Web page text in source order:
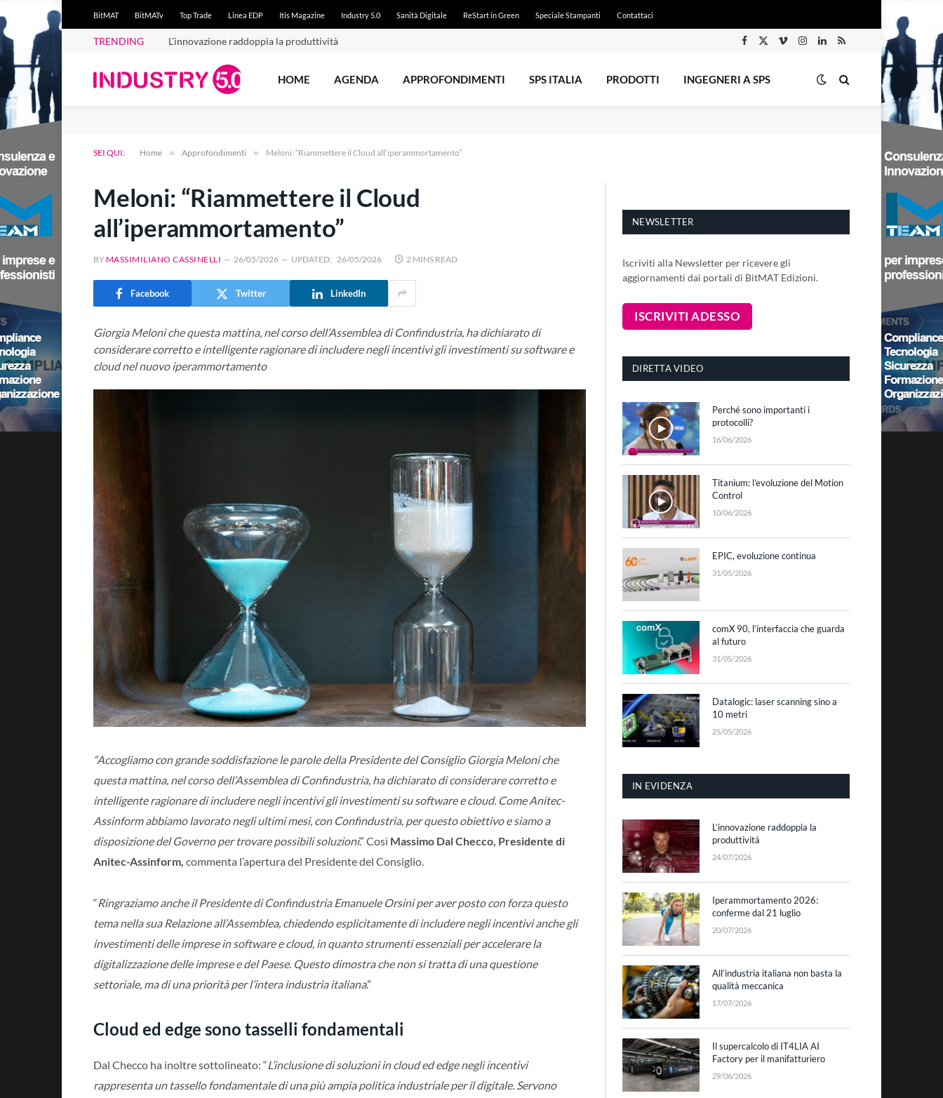
BitMAT BitMATv Top Trade Linea EDP Itis Magazine Industry 5.0 Sanità Digitale ReStart in Green Speciale Stampanti Contattaci
TRENDING L’innovazione raddoppia la produttività
Facebook
X
VimeoInstagram
LinkedIn
RSS
HOME AGENDA APPROFONDIMENTI SPS ITALIA PRODOTTI INGEGNERI A SPS
SEI QUI: Home » Approfondimenti » Meloni: “Riammettere il Cloud all’iperammortamento”
Meloni: “Riammettere il Cloud
all’iperammortamento”
BY MASSIMILIANO CASSINELLI 26/05/2026 UPDATED: 26/05/2026 2 MINS READ
Facebook Twitter LinkedIn
Giorgia Meloni che questa mattina, nel corso dell’Assemblea di Confindustria, ha dichiarato di
considerare corretto e intelligente ragionare di includere negli incentivi gli investimenti su software e
cloud nel nuovo iperammortamento
“Accogliamo con grande soddisfazione le parole della Presidente del Consiglio Giorgia Meloni che
questa mattina, nel corso dell’Assemblea di Confindustria, ha dichiarato di considerare corretto e
intelligente ragionare di includere negli incentivi gli investimenti su software e cloud. Come Anitec-
Assinform abbiamo lavorato negli ultimi mesi, con Confindustria, per questo obiettivo e siamo a
disposizione del Governo per trovare possibili soluzioni.” Così Massimo Dal Checco, Presidente di
Anitec-Assinform, commenta l’apertura del Presidente del Consiglio.
“Ringraziamo anche il Presidente di Confindustria Emanuele Orsini per aver posto con forza questo
tema nella sua Relazione all’Assemblea, chiedendo esplicitamente di includere negli incentivi anche gli
investimenti delle imprese in software e cloud, in quanto strumenti essenziali per accelerare la
digitalizzazione delle imprese e del Paese. Questo dimostra che non si tratta di una questione
settoriale, ma di una priorità per l’intera industria italiana.”
Cloud ed edge sono tasselli fondamentali
Dal Checco ha inoltre sottolineato: “L’inclusione di soluzioni in cloud ed edge negli incentivi
rappresenta un tassello fondamentale di una più ampia politica industriale per il digitale. Servono
NEWSLETTER
Iscriviti alla Newsletter per ricevere gli
aggiornamenti dai portali di BitMAT Edizioni.
DIRETTA VIDEO
Perché sono importanti i
protocolli?
16/06/2026
Titanium: l’evoluzione del Motion
Control
10/06/2026
EPIC, evoluzione continua
31/05/2026
comX 90, l’interfaccia che guarda
al futuro
31/05/2026
Datalogic: laser scanning sino a
10 metri
25/05/2026
IN EVIDENZA
L’innovazione raddoppia la
produttività
24/07/2026
Iperammortamento 2026:
conferme dal 21 luglio
20/07/2026
All’industria italiana non basta la
qualità meccanica
17/07/2026
Il supercalcolo di IT4LIA AI
Factory per il manifatturiero
29/06/2026